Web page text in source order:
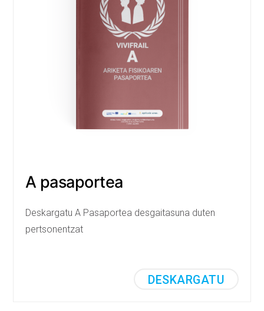
A pasaportea
Deskargatu A Pasaportea desgaitasuna duten
pertsonentzat
DESKARGATU